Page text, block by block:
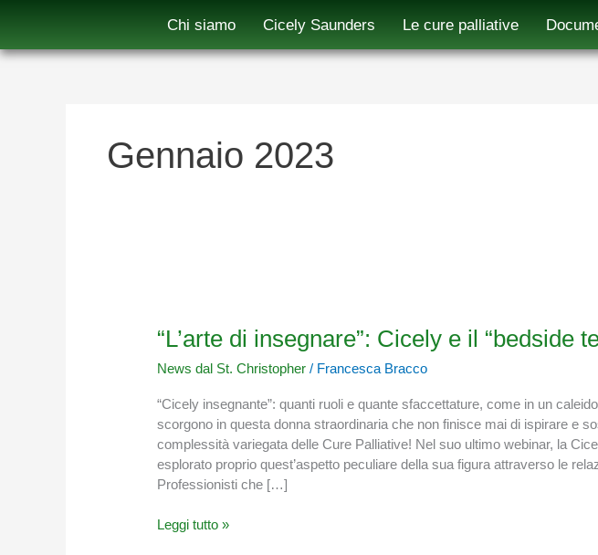
contenuto
Chi siamo Cicely Saunders Le cure palliative
Gennaio 2023
“L’arte di insegnare”: Cicely e il “bedside
News dal St. Christopher / Francesca Bracco
“Cicely insegnante”: quanti ruoli e quante sfaccettature, come in un
scorgono in questa donna straordinaria che non finisce mai di ispirare e
complessità variegata delle Cure Palliative! Nel suo ultimo webinar, la
esplorato proprio quest’aspetto peculiare della sua figura attraverso le
Professionisti che […]
insegnare”:
Cicely
e
“bedside
teaching”
Leggi tutto »